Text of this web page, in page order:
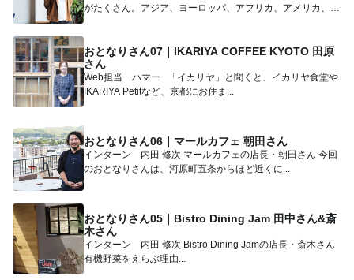
がたくさん。アジア、ヨーロッパ、アフリカ、アメリカ、世
界中の人たち...
おとなりさん07｜IKARIYA COFFEE KYOTO 田原
さん
Web担当 ハマー 「イカリヤ」と聞くと、イカリヤ食堂や
IKARIYA Petitなど、京都にお住ま...
おとなりさん06｜マールカフェ 朝田さん
インターン 内田 修次 マールカフェの店長・朝田さん 今回
のおとなりさんは、河原町五条からほど近くに...
おとなりさん05｜Bistro Dining Jam 田中さん&斎
木さん
インターン 内田 修次 Bistro Dining Jamの店長・斎木さん
有機野菜をえらぶ理由...